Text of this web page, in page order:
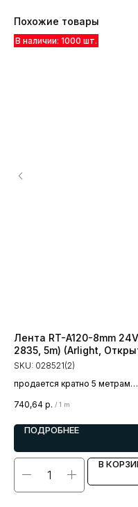
Похожие товары
Лента RT-A120-8mm
2835, 5m) (Arlight,
SKU: 028521(2)
продается кратно 5 метрам
740,64 р. / 1 m
ПОДРОБНЕЕ
В